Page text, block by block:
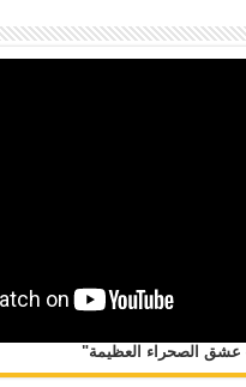
– عشق الصحراء العظيمة"